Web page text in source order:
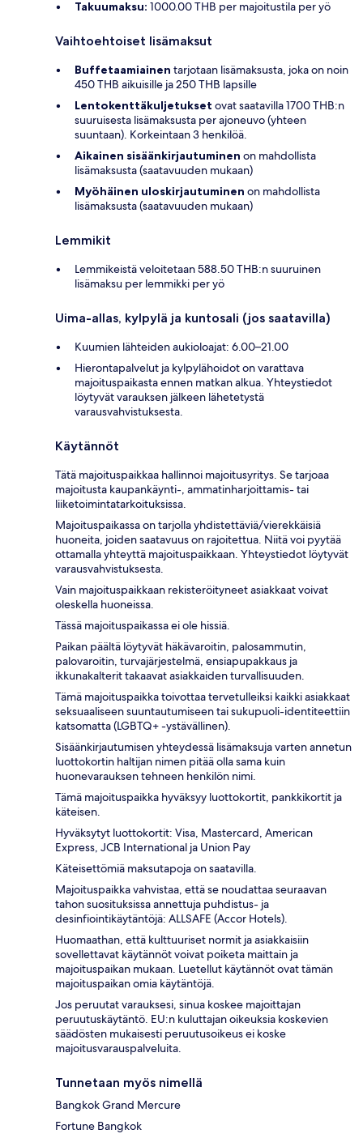
Takuumaksu: 1000.00 THB per majoitustila per yö
Vaihtoehtoiset lisämaksut
Buffetaamiainen tarjotaan lisämaksusta, joka on noin
450 THB aikuisille ja 250 THB lapsille
Lentokenttäkuljetukset ovat saatavilla 1700 THB:n
suuruisesta lisämaksusta per ajoneuvo (yhteen
suuntaan). Korkeintaan 3 henkilöä.
Aikainen sisäänkirjautuminen on mahdollista
lisämaksusta (saatavuuden mukaan)
Myöhäinen uloskirjautuminen on mahdollista
lisämaksusta (saatavuuden mukaan)
Lemmikit
Lemmikeistä veloitetaan 588.50 THB:n suuruinen
lisämaksu per lemmikki per yö
Uima-allas, kylpylä ja kuntosali (jos saatavilla)
Kuumien lähteiden aukioloajat: 6.00–21.00
Hierontapalvelut ja kylpylähoidot on varattava
majoituspaikasta ennen matkan alkua. Yhteystiedot
löytyvät varauksen jälkeen lähetetystä
varausvahvistuksesta.
Käytännöt
Tätä majoituspaikkaa hallinnoi majoitusyritys. Se tarjoaa
majoitusta kaupankäynti-, ammatinharjoittamis- tai
liiketoimintatarkoituksissa.
Majoituspaikassa on tarjolla yhdistettäviä/vierekkäisiä
huoneita, joiden saatavuus on rajoitettua. Niitä voi pyytää
ottamalla yhteyttä majoituspaikkaan. Yhteystiedot löytyvät
varausvahvistuksesta.
Vain majoituspaikkaan rekisteröityneet asiakkaat voivat
oleskella huoneissa.
Tässä majoituspaikassa ei ole hissiä.
Paikan päältä löytyvät häkävaroitin, palosammutin,
palovaroitin, turvajärjestelmä, ensiapupakkaus ja
ikkunakalterit takaavat asiakkaiden turvallisuuden.
Tämä majoituspaikka toivottaa tervetulleiksi kaikki asiakkaat
seksuaaliseen suuntautumiseen tai sukupuoli-identiteettiin
katsomatta (LGBTQ+ -ystävällinen).
Sisäänkirjautumisen yhteydessä lisämaksuja varten annetun
luottokortin haltijan nimen pitää olla sama kuin
huonevarauksen tehneen henkilön nimi.
Tämä majoituspaikka hyväksyy luottokortit, pankkikortit ja
käteisen.
Hyväksytyt luottokortit: Visa, Mastercard, American
Express, JCB International ja Union Pay
Käteisettömiä maksutapoja on saatavilla.
Majoituspaikka vahvistaa, että se noudattaa seuraavan
tahon suosituksissa annettuja puhdistus- ja
desinfiointikäytäntöjä: ALLSAFE (Accor Hotels).
Huomaathan, että kulttuuriset normit ja asiakkaisiin
sovellettavat käytännöt voivat poiketa maittain ja
majoituspaikan mukaan. Luetellut käytännöt ovat tämän
majoituspaikan omia käytäntöjä.
Jos peruutat varauksesi, sinua koskee majoittajan
peruutuskäytäntö. EU:n kuluttajan oikeuksia koskevien
säädösten mukaisesti peruutusoikeus ei koske
majoitusvarauspalveluita.
Tunnetaan myös nimellä
Bangkok Grand Mercure
Fortune Bangkok